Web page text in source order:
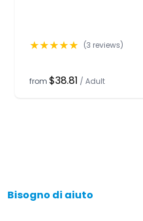
★★★★★ (3 reviews)
from $38.81 / Adult
Bisogno di aiuto